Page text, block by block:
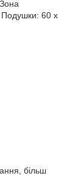
Зона
Подушки: 60 x
більш